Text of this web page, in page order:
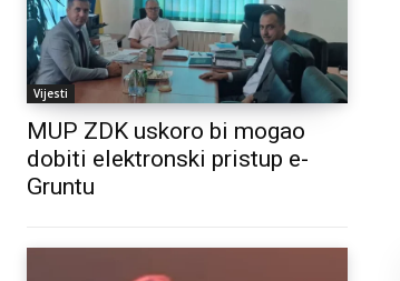
Vijesti
MUP ZDK uskoro bi mogao
dobiti elektronski pristup e-
Gruntu